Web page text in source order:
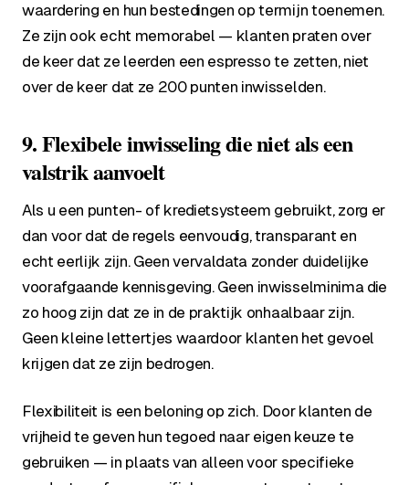
waardering en hun bestedingen op termijn toenemen.
Ze zijn ook echt memorabel — klanten praten over
de keer dat ze leerden een espresso te zetten, niet
over de keer dat ze 200 punten inwisselden.
9. Flexibele inwisseling die niet als een
valstrik aanvoelt
Als u een punten- of kredietsysteem gebruikt, zorg er
dan voor dat de regels eenvoudig, transparant en
echt eerlijk zijn. Geen vervaldata zonder duidelijke
voorafgaande kennisgeving. Geen inwisselminima die
zo hoog zijn dat ze in de praktijk onhaalbaar zijn.
Geen kleine lettertjes waardoor klanten het gevoel
krijgen dat ze zijn bedrogen.
Flexibiliteit is een beloning op zich. Door klanten de
vrijheid te geven hun tegoed naar eigen keuze te
gebruiken — in plaats van alleen voor specifieke